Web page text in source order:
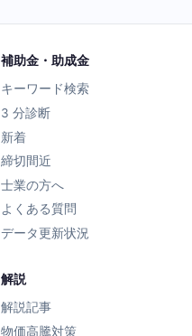
補助金・助成金
キーワード検索
3 分診断
新着
締切間近
士業の方へ
よくある質問
データ更新状況
解説
解説記事
物価高騰対策